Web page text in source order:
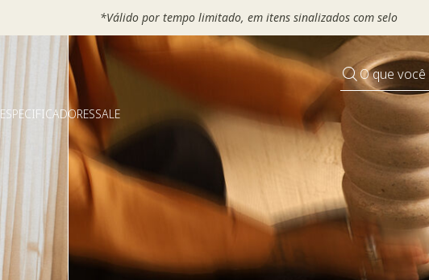
Escolha seu VOUCHER e ganhe até 30% OFF*: useMOVEL30, TEXTIL30 OU
O que
ESPECIFICADORESSALE
Pequenos rituais
Grandes mudanças